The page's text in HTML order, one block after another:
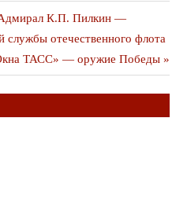
К.П. Пилкин —
службы отечественного флота
ТАСС» — оружие Победы